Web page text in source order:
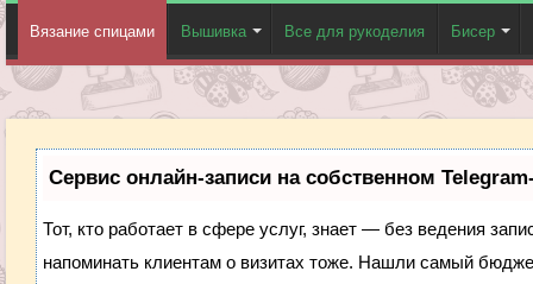
Вязание спицами Вышивка Все для рукоделия Бисер
Сервис онлайн-записи на собственном
Тот, кто работает в сфере услуг, знает — без ведения
напоминать клиентам о визитах тоже. Нашли самый